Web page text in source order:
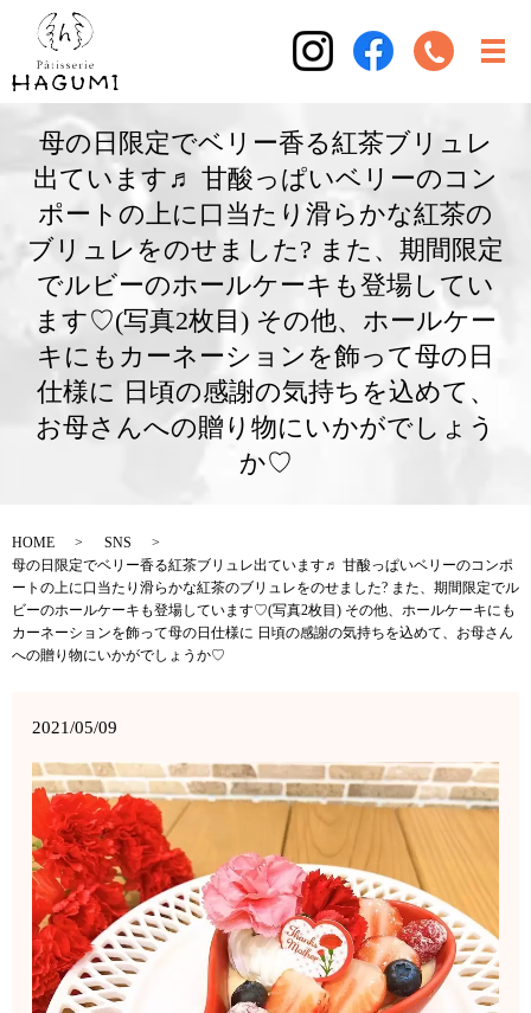
母の日限定でベリー香る紅茶ブリュレ
出ています♬ 甘酸っぱいベリーのコン
ポートの上に口当たり滑らかな紅茶の
ブリュレをのせました? また、期間限定
でルビーのホールケーキも登場してい
ます♡(写真2枚目) その他、ホールケー
キにもカーネーションを飾って母の日
仕様に 日頃の感謝の気持ちを込めて、
お母さんへの贈り物にいかがでしょう
か♡
HOME
SNS
母の日限定でベリー香る紅茶ブリュレ出ています♬ 甘酸っぱいベリーのコンポ
ートの上に口当たり滑らかな紅茶のブリュレをのせました? また、期間限定でル
ビーのホールケーキも登場しています♡(写真2枚目) その他、ホールケーキにも
カーネーションを飾って母の日仕様に 日頃の感謝の気持ちを込めて、お母さん
への贈り物にいかがでしょうか♡
2021/05/09